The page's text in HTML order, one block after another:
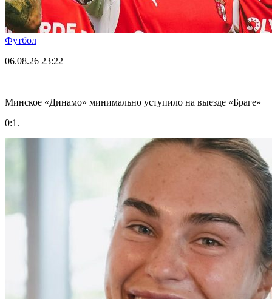
Футбол
06.08.26 23:22
Минское «Динамо» минимально уступило на выезде «Браге»
0:1.